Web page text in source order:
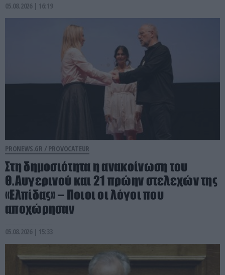
05.08.2026 | 16:19
PRONEWS.GR / PROVOCATEUR
Στη δημοσιότητα η ανακοίνωση του
Θ.Αυγερινού και 21 πρώην στελεχών της
«Ελπίδας» – Ποιοι οι λόγοι που
αποχώρησαν
05.08.2026 | 15:33